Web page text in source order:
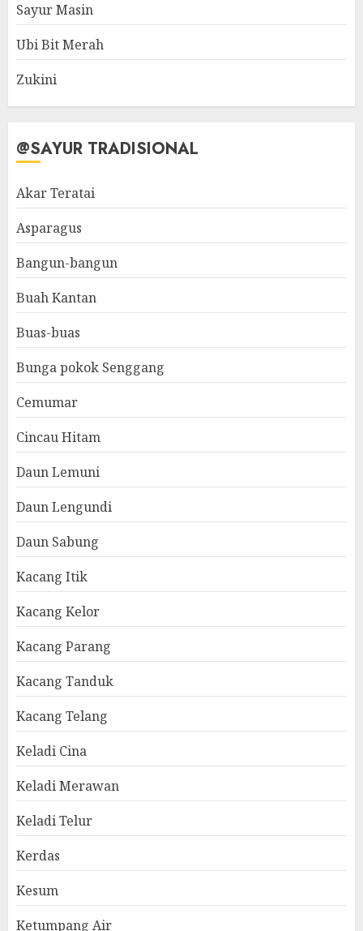
Sayur Masin
Ubi Bit Merah
Zukini
@SAYUR TRADISIONAL
Akar Teratai
Asparagus
Bangun-bangun
Buah Kantan
Buas-buas
Bunga pokok Senggang
Cemumar
Cincau Hitam
Daun Lemuni
Daun Lengundi
Daun Sabung
Kacang Itik
Kacang Kelor
Kacang Parang
Kacang Tanduk
Kacang Telang
Keladi Cina
Keladi Merawan
Keladi Telur
Kerdas
Kesum
Ketumpang Air